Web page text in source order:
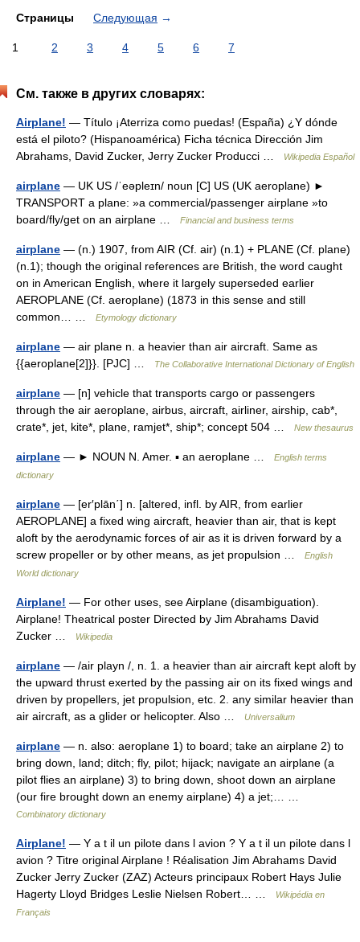
Страницы Следующая →
1 2 3 4 5 6 7
См. также в других словарях:
Airplane! — Título ¡Aterriza como puedas! (España) ¿Y dónde
está el piloto? (Hispanoamérica) Ficha técnica Dirección Jim
Abrahams, David Zucker, Jerry Zucker Producci …
Wikipedia Español
airplane — UK US /ˈeəpleɪn/ noun [C] US (UK aeroplane) ►
TRANSPORT a plane: »a commercial/passenger airplane »to
board/fly/get on an airplane …
Financial and business terms
airplane — (n.) 1907, from AIR (Cf. air) (n.1) + PLANE (Cf. plane)
(n.1); though the original references are British, the word caught
on in American English, where it largely superseded earlier
AEROPLANE (Cf. aeroplane) (1873 in this sense and still
common… …
Etymology dictionary
airplane — air plane n. a heavier than air aircraft. Same as
{{aeroplane[2]}}. [PJC] …
The Collaborative International Dictionary of English
airplane — [n] vehicle that transports cargo or passengers
through the air aeroplane, airbus, aircraft, airliner, airship, cab*,
crate*, jet, kite*, plane, ramjet*, ship*; concept 504 …
New thesaurus
airplane — ► NOUN N. Amer. ▪ an aeroplane …
English terms
dictionary
airplane — [er′plān΄] n. [altered, infl. by AIR, from earlier
AEROPLANE] a fixed wing aircraft, heavier than air, that is kept
aloft by the aerodynamic forces of air as it is driven forward by a
screw propeller or by other means, as jet propulsion …
English
World dictionary
Airplane! — For other uses, see Airplane (disambiguation).
Airplane! Theatrical poster Directed by Jim Abrahams David
Zucker …
Wikipedia
airplane — /air playn /, n. 1. a heavier than air aircraft kept aloft by
the upward thrust exerted by the passing air on its fixed wings and
driven by propellers, jet propulsion, etc. 2. any similar heavier than
air aircraft, as a glider or helicopter. Also …
Universalium
airplane — n. also: aeroplane 1) to board; take an airplane 2) to
bring down, land; ditch; fly, pilot; hijack; navigate an airplane (a
pilot flies an airplane) 3) to bring down, shoot down an airplane
(our fire brought down an enemy airplane) 4) a jet;… …
Combinatory dictionary
Airplane! — Y a t il un pilote dans l avion ? Y a t il un pilote dans l
avion ? Titre original Airplane ! Réalisation Jim Abrahams David
Zucker Jerry Zucker (ZAZ) Acteurs principaux Robert Hays Julie
Hagerty Lloyd Bridges Leslie Nielsen Robert… …
Wikipédia en
Français